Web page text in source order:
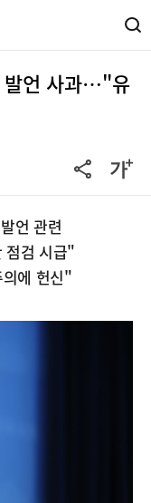
발언 사과…"유
언 관련
점검 시급"
에 헌신"